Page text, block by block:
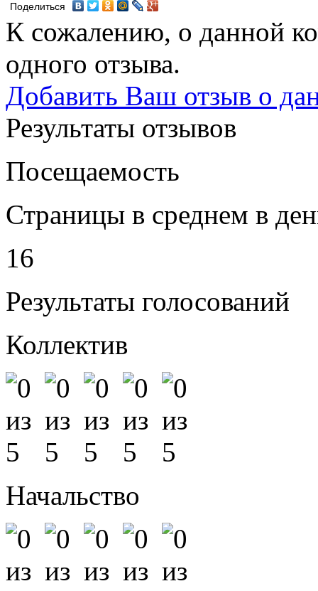
Поделиться
К сожалению, о данной
одного отзыва.
Добавить Ваш отзыв о
Результаты отзывов
Посещаемость
Страницы в среднем в
16
Результаты голосований
Коллектив
Начальство